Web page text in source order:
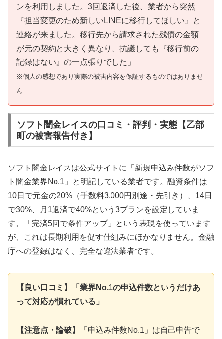
ンを利用しました。3回返済した後、業者から突然
『担当変更のため新しいLINEに移行してほしい』と
連絡が来ました。移行先から請求された残債の金額
が元の契約と大きく異なり、抗議しても『移行前の
記録はない』の一点張りでした」
※個人の感想であり実際の被害内容を保証するものではありませ
ん
ソフト闇金レイスの口コミ・評判・実態【乙部
町の被害報告付き】
ソフト闇金レイスは公式サイトに「新規申込み件数がソフ
ト闇金業界No.1」と明記している業者です。融資条件は
10日で元金の20%（手数料3,000円別途・先引き）、14日
で30%、月1返済で40%という3プランを設定していま
す。「完済5回で条件アップ」という表現を使っています
が、これは長期利用を促す仕組みにほかなりません。金融
庁への登録はなく、完全な違法業者です。
【良い口コミ】「業界No.1の申込件数というだけあ
って対応が慣れている」
【注意点・論破】
「申込み件数No.1」は自己申告で